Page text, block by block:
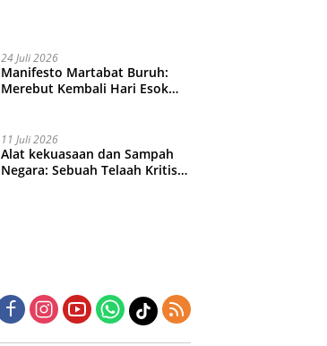
24 Juli 2026
Manifesto Martabat Buruh:
Merebut Kembali Hari Esok
11 Juli 2026
Alat kekuasaan dan Sampah
Negara: Sebuah Telaah Kritis